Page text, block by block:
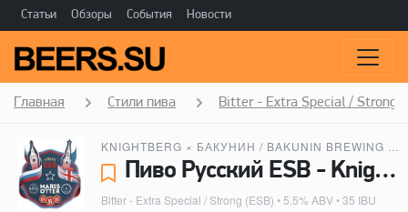
Статьи Обзоры События Новости
Главная Стили пива Bitter - Extra Special / Strong
KNIGHTBERG × БАКУНИН / BAKUNIN BREWING CO.
Пиво Русский ESB - Knightberg, Бакунин / Bakunin Brewing Co.
Bitter - Extra Special / Strong (ESB) • 5.5% ABV • 35 IBU